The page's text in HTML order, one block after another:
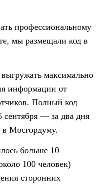
профессиональному
мы размещали код в
максимально
информации от
Полный код
сентября — за два дня
Мосгордуму.
больше 10
100 человек)
сторонних